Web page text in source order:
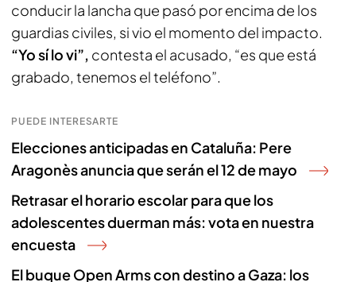
conducir la lancha que pasó por encima de los
guardias civiles, si vio el momento del impacto.
“Yo sí lo vi”, contesta el acusado, “es que está
grabado, tenemos el teléfono”.
PUEDE INTERESARTE
Elecciones anticipadas en Cataluña: Pere
Aragonès anuncia que serán el 12 de mayo
Retrasar el horario escolar para que los
adolescentes duerman más: vota en nuestra
encuesta
El buque Open Arms con destino a Gaza: los